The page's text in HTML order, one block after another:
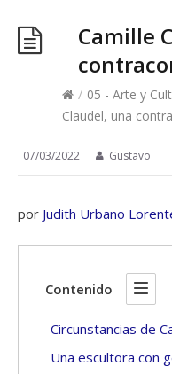
Camille
/ 05 - Arte y
Claudel, una
07/03/2022 Gustavo
por Judith Urbano
Contenido
Circunstancias de
Una escultora con